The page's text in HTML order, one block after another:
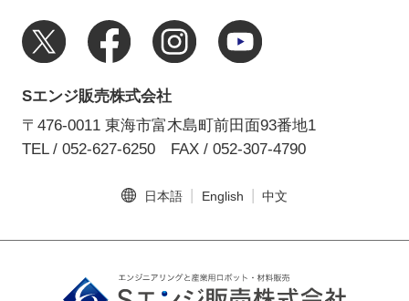
Sエンジ販売株式会社
〒476-0011 東海市富木島町前田面93番地1
TEL / 052-627-6250
FAX / 052-307-4790
日本語 English 中文